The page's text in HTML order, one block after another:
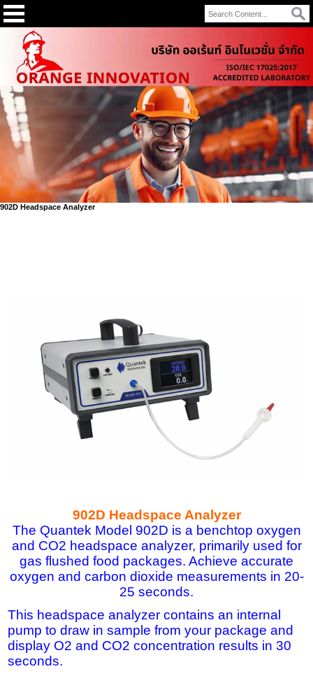
902D Headspace Analyzer
902D Headspace Analyzer
The Quantek Model 902D is a benchtop oxygen
and CO2 headspace analyzer, primarily used for
gas flushed food packages. Achieve accurate
oxygen and carbon dioxide measurements in 20-
25 seconds.
This headspace analyzer contains an internal
pump to draw in sample from your package and
display O2 and CO2 concentration results in 30
seconds.